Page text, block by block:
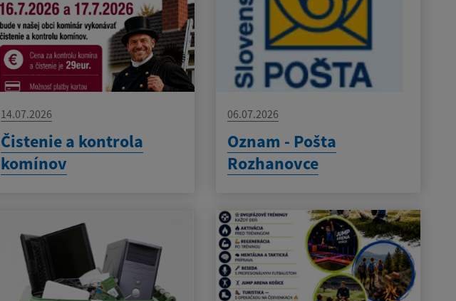
14.07.2026
Čistenie a kontrola
komínov
06.07.2026
Oznam - Pošta
Rozhanovce